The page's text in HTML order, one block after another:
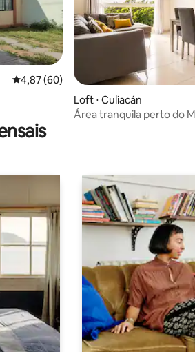
4,87 de uma avaliação média de 5, 60
4,87 (60)
Loft ⋅ Culiacán
Área tranquila perto do